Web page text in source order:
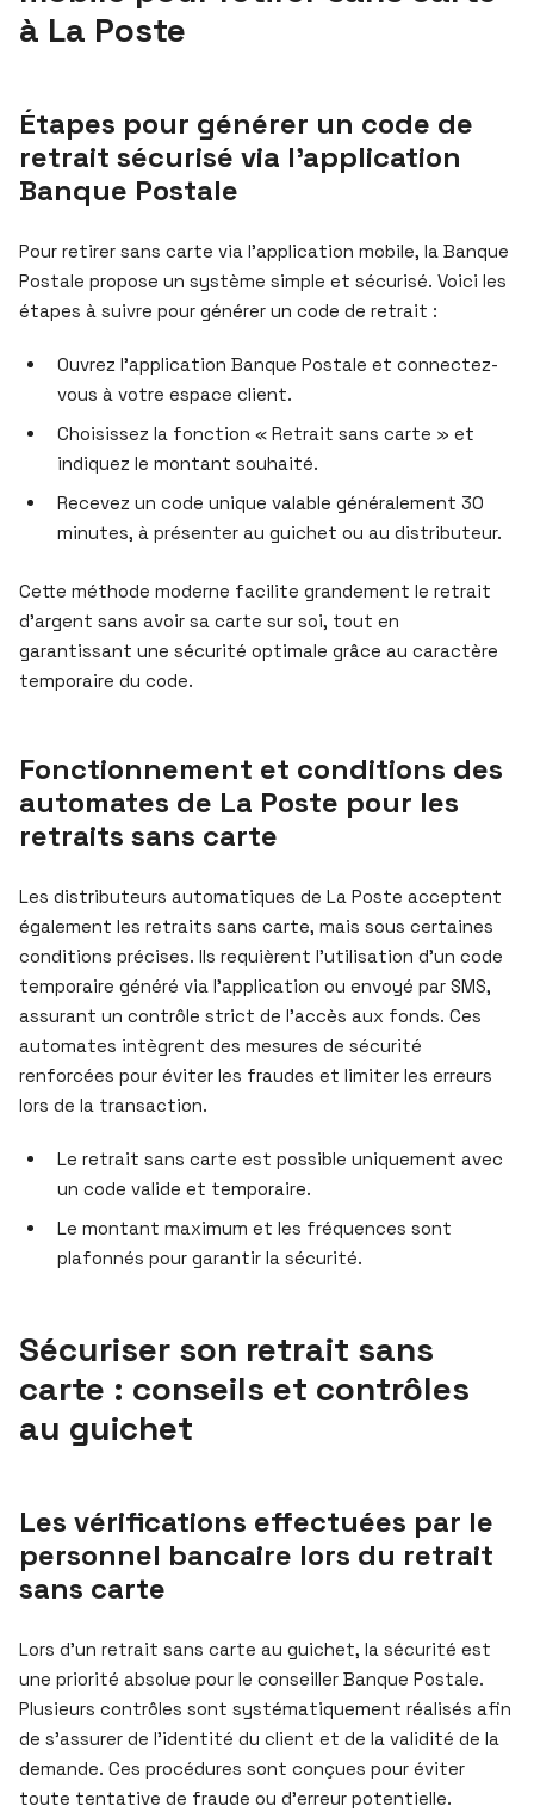
à La Poste
Étapes pour générer un code de
retrait sécurisé via l’application
Banque Postale
Pour retirer sans carte via l’application mobile, la Banque
Postale propose un système simple et sécurisé. Voici les
étapes à suivre pour générer un code de retrait :
Ouvrez l’application Banque Postale et connectez-
vous à votre espace client.
Choisissez la fonction « Retrait sans carte » et
indiquez le montant souhaité.
Recevez un code unique valable généralement 30
minutes, à présenter au guichet ou au distributeur.
Cette méthode moderne facilite grandement le retrait
d’argent sans avoir sa carte sur soi, tout en
garantissant une sécurité optimale grâce au caractère
temporaire du code.
Fonctionnement et conditions des
automates de La Poste pour les
retraits sans carte
Les distributeurs automatiques de La Poste acceptent
également les retraits sans carte, mais sous certaines
conditions précises. Ils requièrent l’utilisation d’un code
temporaire généré via l’application ou envoyé par SMS,
assurant un contrôle strict de l’accès aux fonds. Ces
automates intègrent des mesures de sécurité
renforcées pour éviter les fraudes et limiter les erreurs
lors de la transaction.
Le retrait sans carte est possible uniquement avec
un code valide et temporaire.
Le montant maximum et les fréquences sont
plafonnés pour garantir la sécurité.
Sécuriser son retrait sans
carte : conseils et contrôles
au guichet
Les vérifications effectuées par le
personnel bancaire lors du retrait
sans carte
Lors d’un retrait sans carte au guichet, la sécurité est
une priorité absolue pour le conseiller Banque Postale.
Plusieurs contrôles sont systématiquement réalisés afin
de s’assurer de l’identité du client et de la validité de la
demande. Ces procédures sont conçues pour éviter
toute tentative de fraude ou d’erreur potentielle.